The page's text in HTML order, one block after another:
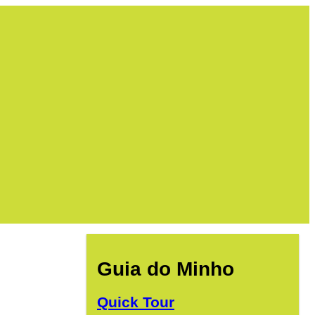
Guia do Minho
Quick Tour